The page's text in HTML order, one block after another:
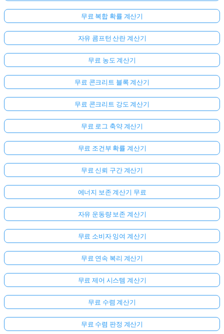
무료 복합 확률 계산기
자유 콤프턴 산란 계산기
무료 농도 계산기
무료 콘크리트 블록 계산기
무료 콘크리트 강도 계산기
무료 로그 축약 계산기
무료 조건부 확률 계산기
무료 신뢰 구간 계산기
에너지 보존 계산기 무료
자유 운동량 보존 계산기
무료 소비자 잉여 계산기
무료 연속 복리 계산기
무료 제어 시스템 계산기
무료 수렴 계산기
무료 수렴 판정 계산기